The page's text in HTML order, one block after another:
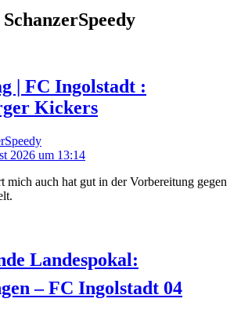
| FC Ingolstadt :
Kickers
2026 um 13:14
mich auch hat gut in der Vorbereitung gegen
Landespokal:
– FC Ingolstadt 04